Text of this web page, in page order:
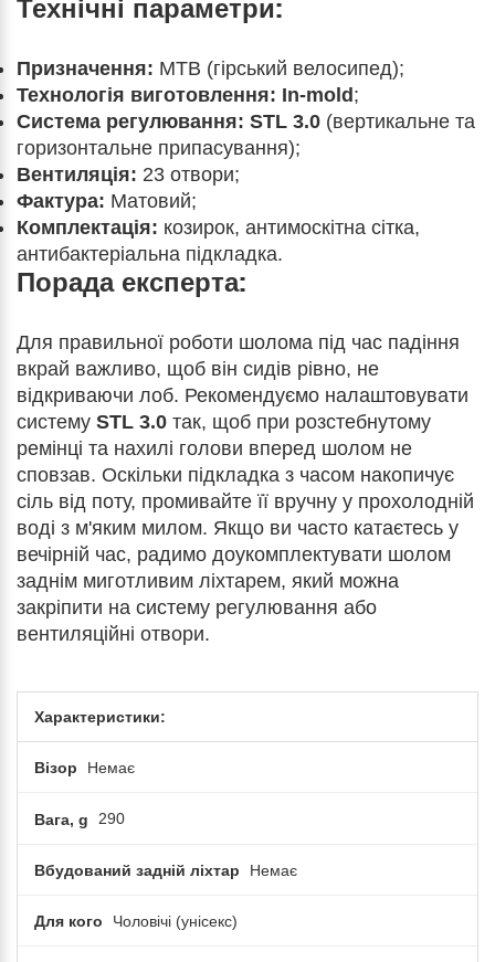
Технічні параметри:
Призначення: MTB (гірський велосипед);
Технологія виготовлення: In-mold ;
Система регулювання: STL 3.0 (вертикальне та
горизонтальне припасування);
Вентиляція: 23 отвори;
Фактура: Матовий;
Комплектація: козирок, антимоскітна сітка,
антибактеріальна підкладка.
Порада експерта:
Для правильної роботи шолома під час падіння
вкрай важливо, щоб він сидів рівно, не
відкриваючи лоб. Рекомендуємо налаштовувати
систему STL 3.0 так, щоб при розстебнутому
ремінці та нахилі голови вперед шолом не
сповзав. Оскільки підкладка з часом накопичує
сіль від поту, промивайте її вручну у прохолодній
воді з м'яким милом. Якщо ви часто катаєтесь у
вечірній час, радимо доукомплектувати шолом
заднім миготливим ліхтарем, який можна
закріпити на систему регулювання або
вентиляційні отвори.
Характеристики:
Візор Немає
Вага, g 290
Вбудований задній ліхтар Немає
Для кого Чоловічі (унісекс)